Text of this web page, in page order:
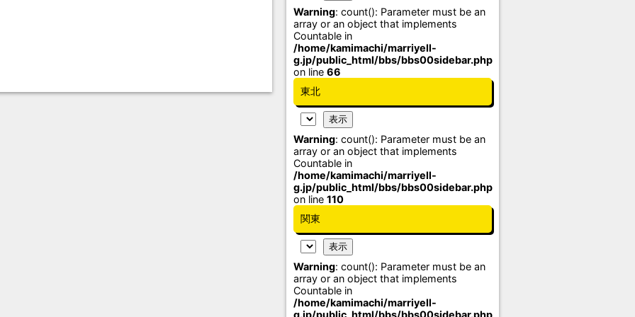
Warning: count(): Parameter must be an
array or an object that implements
Countable in
/home/kamimachi/marriyell-
g.jp/public_html/bbs/bbs00sidebar.php
on line 66
東北
Warning: count(): Parameter must be an
array or an object that implements
Countable in
/home/kamimachi/marriyell-
g.jp/public_html/bbs/bbs00sidebar.php
on line 110
関東
Warning: count(): Parameter must be an
array or an object that implements
Countable in
/home/kamimachi/marriyell-
g.jp/public_html/bbs/bbs00sidebar.php